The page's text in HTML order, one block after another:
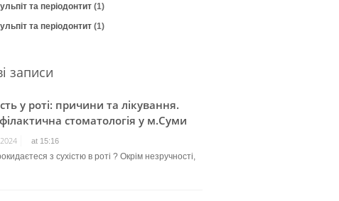
та періодонтит (1)
та періодонтит (1)
записи
у роті: причини та лікування.
стоматологія у м.Суми
at 15:16
з сухістю в роті ? Окрім незручності,